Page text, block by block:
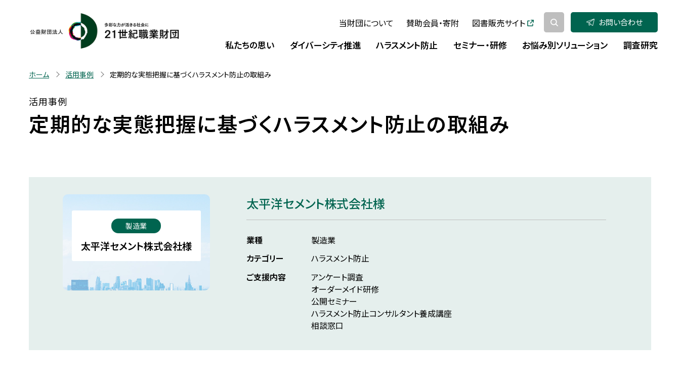
私たちの思い ダイバーシティ推進 ハラスメント防止 セミナー・研修 お悩み別ソリューション 調査研究
当財団について 賛助会員・寄附 図書販売サイト お問い合わせ
ホーム 活用事例 定期的な実態把握に基づくハラスメント防止の取組み
活用事例
定期的な実態把握に基づくハラスメント防止の取組み
製造業
太平洋セメント株式会社様
太平洋セメント株式会社様
業種
製造業
カテゴリー
ハラスメント防止
ご支援内容
アンケート調査
オーダーメイド研修
公開セミナー
ハラスメント防止コンサルタント養成講座
相談窓口